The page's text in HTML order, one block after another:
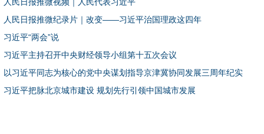
人民日报推微纪录片｜改变——习近平治国理政这四年
习近平“两会”说
习近平主持召开中央财经领导小组第十五次会议
以习近平同志为核心的党中央谋划指导京津冀协同发展三周年纪实
习近平把脉北京城市建设 规划先行引领中国城市发展